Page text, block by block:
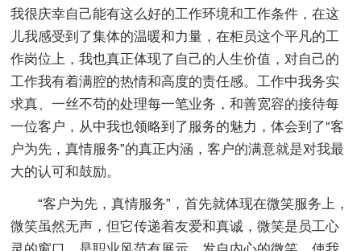
我很庆幸自己能有这么好的工作环境和工作条件，在这
儿我感受到了集体的温暖和力量，在柜员这个平凡的工
作岗位上，我也真正体现了自己的人生价值，对自己的
工作我有着满腔的热情和高度的责任感。工作中我务实
求真、一丝不苟的处理每一笔业务，和善宽容的接待每
一位客户，从中我也领略到了服务的魅力，体会到了“客
户为先，真情服务”的真正内涵，客户的满意就是对我最
大的认可和鼓励。
“客户为先，真情服务”，首先就体现在微笑服务上，
微笑虽然无声，但它传递着友爱和真诚，微笑是员工心